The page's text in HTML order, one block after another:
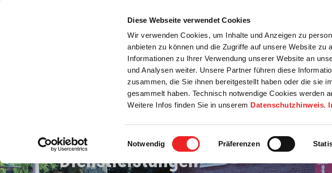
Diese Webseite verwendet Cookies
Wir verwenden Cookies, um Inhalte und Anzeigen zu
anbieten zu können und die Zugriffe auf unsere Website zu
Informationen zu Ihrer Verwendung unserer Website an
und Analysen weiter. Unsere Partner führen diese
zusammen, die Sie ihnen bereitgestellt haben oder die sie
gesammelt haben. Technisch notwendige Cookies werden
Weitere Infos finden Sie in unserem Datenschutzhinweis.
Einwilligungsauswahl
Notwendig Präferenzen
Startseite
Bürgerservice Rats- / Bürgerinfo Wirtschaft / Wohnen
Dienstleistungen